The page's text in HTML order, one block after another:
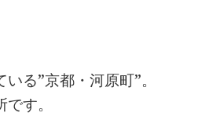
る”京都・河原町”。
す。